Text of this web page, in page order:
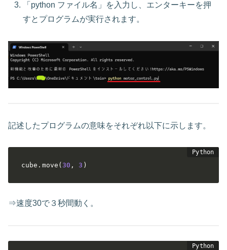
「python ファイル名」を入力し、エンターキーを押
すとプログラムが実行されます。
記述したプログラムの意味をそれぞれ以下に示します。
cube . move (30 , 3 )
⇒速度30で３秒間動く。